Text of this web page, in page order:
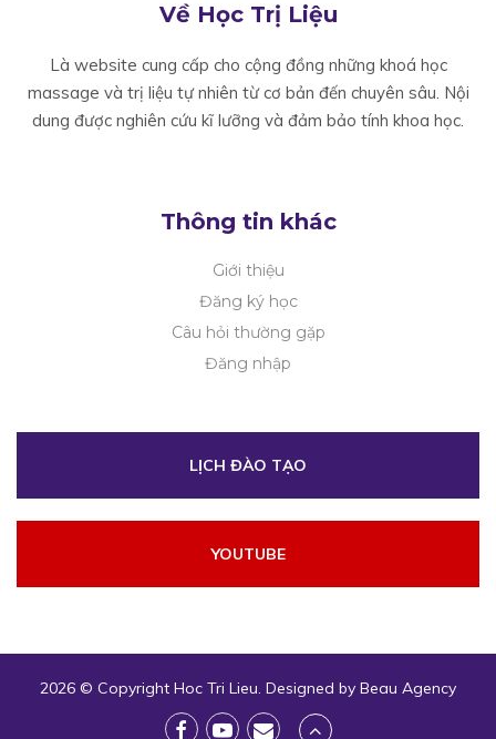
Về Học Trị Liệu
Là website cung cấp cho cộng đồng những khoá học
massage và trị liệu tự nhiên từ cơ bản đến chuyên sâu. Nội
dung được nghiên cứu kĩ lưỡng và đảm bảo tính khoa học.
Thông tin khác
Giới thiệu
Đăng ký học
Câu hỏi thường gặp
Đăng nhập
LỊCH ĐÀO TẠO
YOUTUBE
2026 © Copyright Hoc Tri Lieu. Designed by Beau Agency